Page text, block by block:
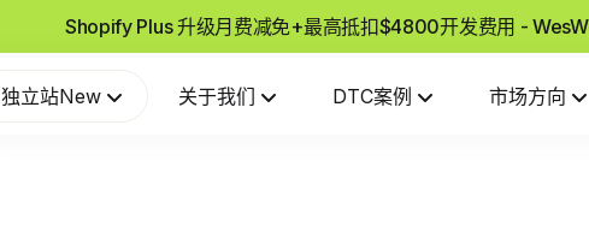
Shopify Plus 升级月费减免+最高抵扣$4800开发费用 -
独立站New 关于我们 DTC案例 市场方向